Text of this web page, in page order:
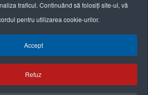
traficul. Continuând să folosiți site-ul, vă
pentru utilizarea cookie-urilor.
Accept
Refuz